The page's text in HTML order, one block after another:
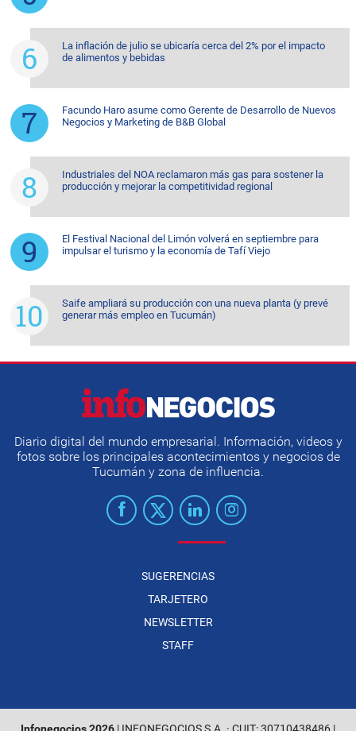
La inflación de julio se ubicaría cerca del 2% por el impacto
de alimentos y bebidas
Facundo Haro asume como Gerente de Desarrollo de Nuevos
Negocios y Marketing de B&B Global
Industriales del NOA reclamaron más gas para sostener la
producción y mejorar la competitividad regional
El Festival Nacional del Limón volverá en septiembre para
impulsar el turismo y la economía de Tafí Viejo
Saife ampliará su producción con una nueva planta (y prevé
generar más empleo en Tucumán)
Diario digital del mundo empresarial. Información, videos y
fotos sobre los principales acontecimientos y negocios de
Tucumán y zona de influencia.
SUGERENCIAS
TARJETERO
NEWSLETTER
STAFF